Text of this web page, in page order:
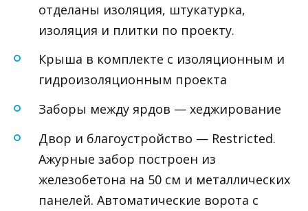
отделаны изоляция, штукатурка,
изоляция и плитки по проекту.
Крыша в комплекте с изоляционным и
гидроизоляционным проекта
Заборы между ярдов — хеджирование
Двор и благоустройство — Restricted.
Ажурные забор построен из
железобетона на 50 см и металлических
панелей. Автоматические ворота с